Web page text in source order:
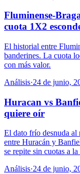
Fluminense-
cuota 1X2
El historial entre
banderines. La cuota
con más valor.
Análisis·24 de junio,
Huracan vs
quiere oír
El dato frío desnuda al
entre Huracán y
se repite sin cuotas a la
Análisis·24 de junio,